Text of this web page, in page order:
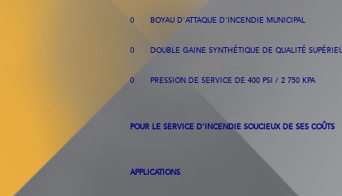
O BOYAU D'ATTAQUE D'INCENDIE MUNICIPAL
O DOUBLE GAINE SYNTHÉTIQUE DE QUALITÉ
O PRESSION DE SERVICE DE 400 PSI / 2 750 KPA
POUR LE SERVICE D’INCENDIE SOUCIEUX DE SES COÛTS
APPLICATIONS